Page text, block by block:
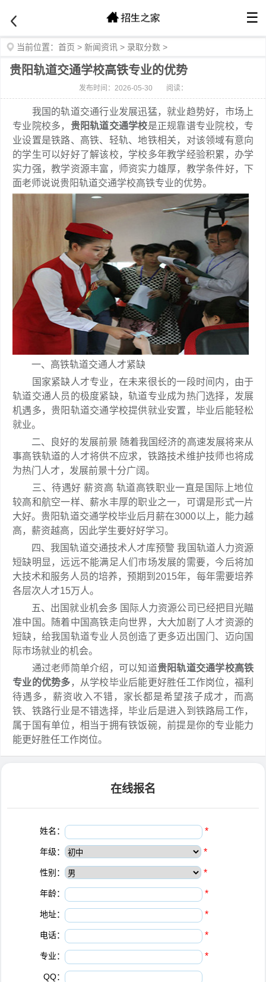
☰
当前位置： 首页 > 新闻资讯 > 录取分数 >
贵阳轨道交通学校高铁专业的优势
发布时间：2026-05-30 阅读：
我国的轨道交通行业发展迅猛，就业趋势好，市场上
专业院校多， 贵阳轨道交通学校是正规靠谱专业院校，专
业设置是铁路、高铁、轻轨、地铁相关，对该领域有意向
的学生可以好好了解该校，学校多年教学经验积累，办学
实力强，教学资源丰富，师资实力雄厚，教学条件好，下
面老师说说贵阳轨道交通学校高铁专业的优势。
一、高铁轨道交通人才紧缺
国家紧缺人才专业，在未来很长的一段时间内，由于
轨道交通人员的极度紧缺，轨道专业成为热门选择，发展
机遇多，贵阳轨道交通学校提供就业安置，毕业后能轻松
就业。
二、良好的发展前景 随着我国经济的高速发展将来从
事高铁轨道的人才将供不应求，铁路技术维护技师也将成
为热门人才，发展前景十分广阔。
三、待遇好 薪资高 轨道高铁职业一直是国际上地位
较高和航空一样、薪水丰厚的职业之一，可谓是形式一片
大好。贵阳轨道交通学校毕业后月薪在3000以上，能力越
高，薪资越高，因此学生要好好学习。
四、我国轨道交通技术人才库预警 我国轨道人力资源
短缺明显，远远不能满足人们市场发展的需要，今后将加
大技术和服务人员的培养，预期到2015年，每年需要培养
各层次人才15万人。
五、出国就业机会多 国际人力资源公司已经把目光瞄
准中国。随着中国高铁走向世界，大大加剧了人才资源的
短缺，给我国轨道专业人员创造了更多迈出国门、迈向国
际市场就业的机会。
通过老师简单介绍，可以知道贵阳轨道交通学校高铁
专业的优势多 ，从学校毕业后能更好胜任工作岗位，福利
待遇多，薪资收入不错，家长都是希望孩子成才，而高
铁、铁路行业是不错选择，毕业后是进入到铁路局工作，
属于国有单位，相当于拥有铁饭碗，前提是你的专业能力
能更好胜任工作岗位。
在线报名
姓名： *
年级： *
性别： *
年龄： *
地址： *
电话： *
专业： *
QQ：